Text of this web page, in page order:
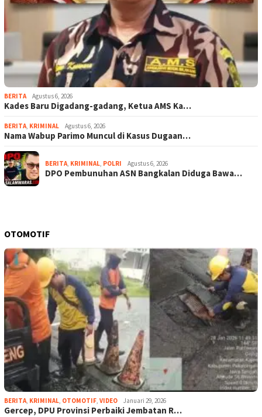
BERITA Agustus 6, 2026
Kades Baru Digadang-gadang, Ketua AMS Ka…
BERITA, KRIMINAL Agustus 6, 2026
Nama Wabup Parimo Muncul di Kasus Dugaan…
BERITA, KRIMINAL, POLRI Agustus 6, 2026
DPO Pembunuhan ASN Bangkalan Diduga Bawa…
OTOMOTIF
BERITA, KRIMINAL, OTOMOTIF, VIDEO Januari 29, 2026
Gercep, DPU Provinsi Perbaiki Jembatan R…